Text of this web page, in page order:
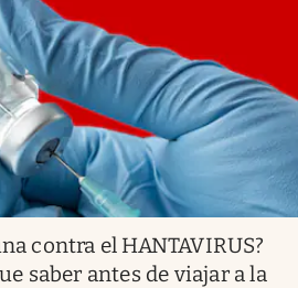
contra el HANTAVIRUS?
saber antes de viajar a la